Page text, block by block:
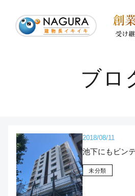
ブロ
2018/08/11
池下にもビン
未分類